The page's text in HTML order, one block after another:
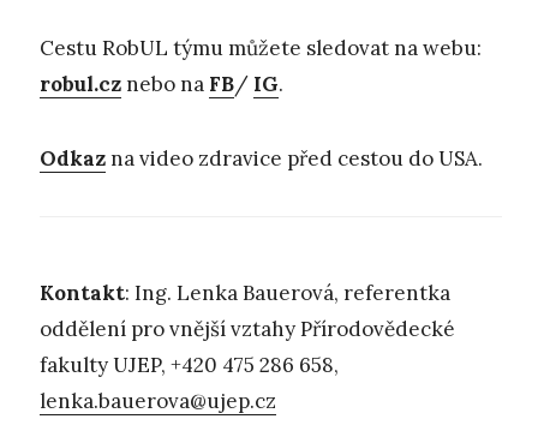
Cestu RobUL týmu můžete sledovat na webu:
robul.cznebo na FB/ IG.
Odkazna video zdravice před cestou do USA.
Kontakt: Ing. Lenka Bauerová, referentka
oddělení pro vnější vztahy Přírodovědecké
fakulty UJEP, +420 475 286 658,
lenka.bauerova@ujep.cz